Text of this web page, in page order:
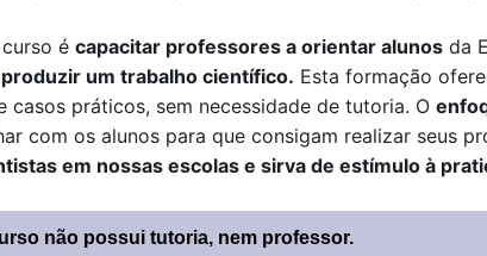
curso écapacitar professores a orientar alunos da
um trabalho científico. Esta formação
casos práticos, sem necessidade de tutoria. O
com os alunos para que consigam realizar seus
em nossas escolas e sirva de estímulo à
não possui tutoria, nem professor.